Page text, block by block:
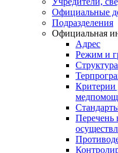
Официальные
Подразделения
Официальная
Адрес
Режим и
Структура
Критерии
Перечень